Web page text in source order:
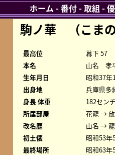
駒ノ華 （こま
最高位
幕下 57
本名
山名 孝
生年月日
昭和37年
出身地
兵庫県多
身長 体重
182セン
所属部屋
花籠 →
改名歴
山名 →
初土俵
昭和53年
最終場所
昭和63年
ホーム -番付-取組 -